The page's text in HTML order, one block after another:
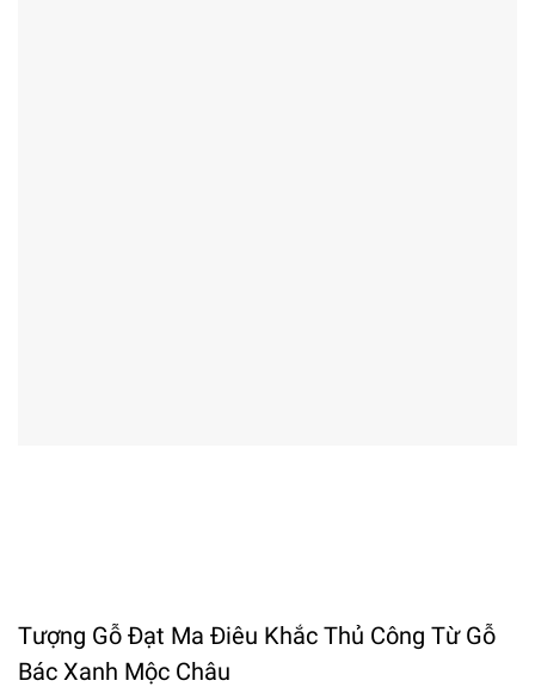
Tượng Gỗ Đạt Ma Điêu Khắc Thủ Công Từ Gỗ
Bác Xanh Mộc Châu